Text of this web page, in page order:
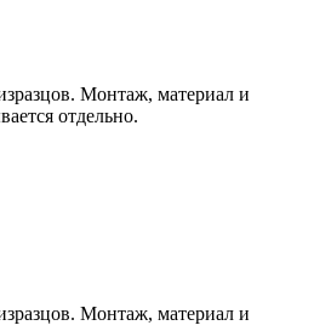
Монтаж, материал и
отдельно.
Монтаж, материал и